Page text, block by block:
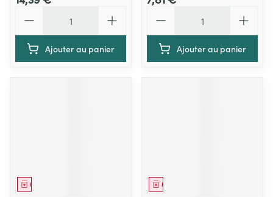
Ajouter au panier Ajouter au panier
Médicament Médicament